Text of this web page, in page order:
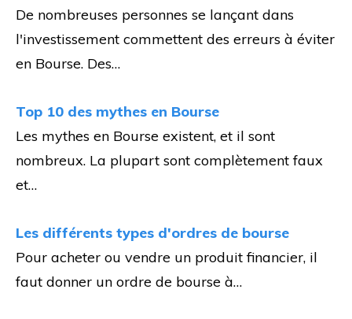
De nombreuses personnes se lançant dans
l'investissement commettent des erreurs à éviter
en Bourse. Des…
Top 10 des mythes en Bourse
Les mythes en Bourse existent, et il sont
nombreux. La plupart sont complètement faux
et…
Les différents types d'ordres de bourse
Pour acheter ou vendre un produit financier, il
faut donner un ordre de bourse à…